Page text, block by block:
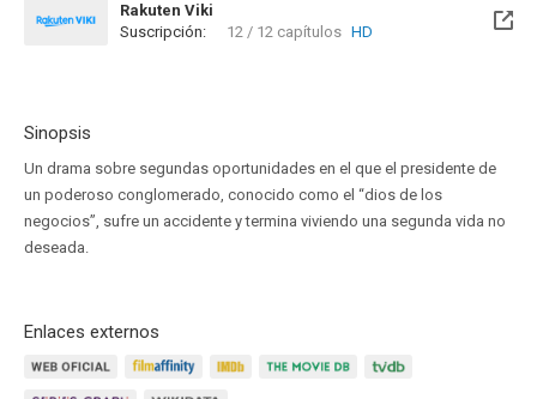
Rakuten Viki
Suscripción:
12 / 12 capítulos HD
Sinopsis
Un drama sobre segundas oportunidades en el que el presidente de
un poderoso conglomerado, conocido como el “dios de los
negocios”, sufre un accidente y termina viviendo una segunda vida no
deseada.
Enlaces externos